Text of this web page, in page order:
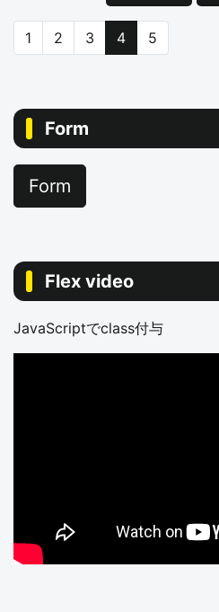
1 2 3 4（現在のペー
5
Form
Form
Flex video
JavaScriptでclass付与